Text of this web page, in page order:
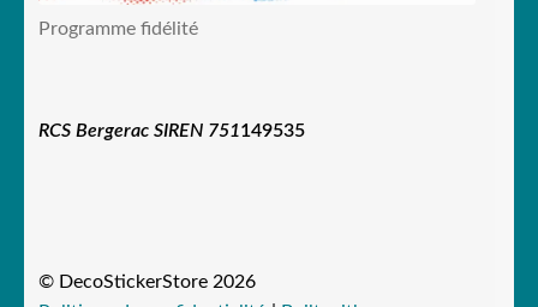
Programme fidélité
RCS Bergerac SIREN 751149535
© DecoStickerStore 2026